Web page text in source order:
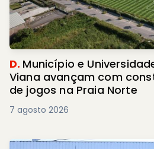
D. Município e
Viana avançam com
de jogos na Praia Norte
7 agosto 2026